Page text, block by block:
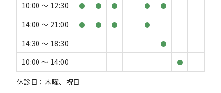
10:00 〜 12:30
● ● ● ● ●
14:00 〜 21:00 ● ● ● ●
14:30 〜 18:30 ●
10:00 〜 14:00 ●
休診日：木曜、祝日